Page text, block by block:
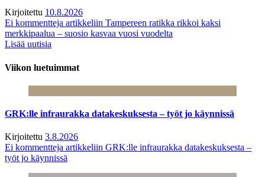
Kirjoitettu 10.8.2026
Ei kommentteja artikkeliin Tampereen ratikka rikkoi kaksi
merkkipaalua – suosio kasvaa vuosi vuodelta
Lisää uutisia
Viikon luetuimmat
GRK:lle infraurakka datakeskuksesta – työt jo käynnissä
Kirjoitettu 3.8.2026
Ei kommentteja artikkeliin GRK:lle infraurakka datakeskuksesta –
työt jo käynnissä